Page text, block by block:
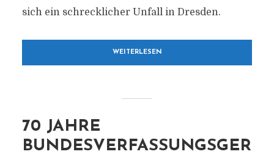
sich ein schrecklicher Unfall in Dresden.
WEITERLESEN
70 JAHRE
BUNDESVERFASSUNGSGER